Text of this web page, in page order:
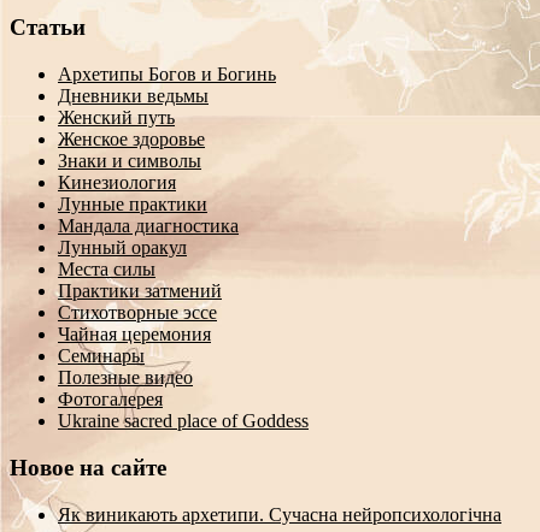
Статьи
Архетипы Богов и Богинь
Дневники ведьмы
Женский путь
Женское здоровье
Знаки и символы
Кинезиология
Лунные практики
Мандала диагностика
Лунный оракул
Места силы
Практики затмений
Стихотворные эссе
Чайная церемония
Семинары
Полезные видео
Фотогалерея
Ukraine sacred place of Goddess
Новое на сайте
Як виникають архетипи. Сучасна нейропсихологічна